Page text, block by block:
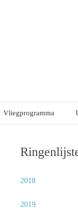
Vliegprogramma
2018
2019